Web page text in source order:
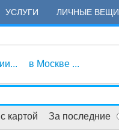
УСЛУГИ ЛИЧНЫЕ ВЕЩИ
в Москве ...
с картой За последние